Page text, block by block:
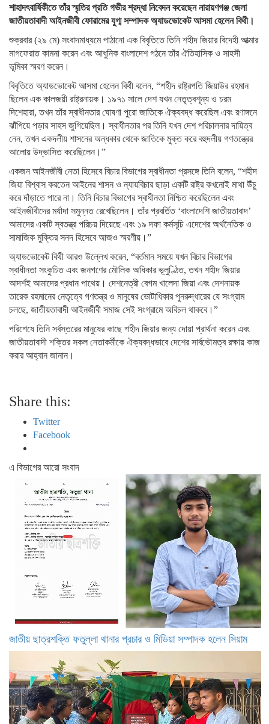
শাহাদৎবার্ষিকীতে তাঁর স্মৃতির প্রতি গভীর শ্রদ্ধা নিবেদন করেছেন নারায়ণগঞ্জ জেলা
জাতীয়তাবাদী আইনজীবী ফোরামের যুগ্ম সম্পাদক অ্যাডভোকেট আসমা হেলেন বিথী।
শুক্রবার (২৯ মে) সংবাদমাধ্যমে পাঠানো এক বিবৃতিতে তিনি শহীদ জিয়ার বিদেহী আত্মার
মাগফেরাত কামনা করেন এবং আধুনিক বাংলাদেশ গঠনে তাঁর ঐতিহাসিক ও সাহসী
ভূমিকা স্মরণ করেন।
বিবৃতিতে অ্যাডভোকেট আসমা হেলেন বিথী বলেন, “শহীদ রাষ্ট্রপতি জিয়াউর রহমান
ছিলেন এক কালজয়ী রাষ্ট্রনায়ক। ১৯৭১ সালে দেশ যখন নেতৃত্বশূন্য ও চরম
দিশেহারা, তখন তাঁর স্বাধীনতার ঘোষণা পুরো জাতিকে ঐক্যবদ্ধ করেছিল এবং রণাঙ্গনে
ঝাঁপিয়ে পড়ার সাহস জুগিয়েছিল। স্বাধীনতার পর তিনি যখন দেশ পরিচালনার দায়িত্ব
নেন, তখন একদলীয় শাসনের অন্ধকার থেকে জাতিকে মুক্ত করে বহুদলীয় গণতন্ত্রের
আলোয় উদ্ভাসিত করেছিলেন।”
একজন আইনজীবী নেতা হিসেবে বিচার বিভাগের স্বাধীনতা প্রসঙ্গে তিনি বলেন, “শহীদ
জিয়া বিশ্বাস করতেন আইনের শাসন ও ন্যায়বিচার ছাড়া একটি রাষ্ট্র কখনোই মাথা উঁচু
করে দাঁড়াতে পারে না। তিনি বিচার বিভাগের স্বাধীনতা নিশ্চিত করেছিলেন এবং
আইনজীবীদের মর্যাদা সমুন্নত রেখেছিলেন। তাঁর প্রবর্তিত ‘বাংলাদেশি জাতীয়তাবাদ’
আমাদের একটি স্বতন্ত্র পরিচয় দিয়েছে এবং ১৯ দফা কর্মসূচি এদেশের অর্থনৈতিক ও
সামাজিক মুক্তির সনদ হিসেবে আজও স্মরণীয়।”
অ্যাডভোকেট বিথী আরও উল্লেখ করেন, “বর্তমান সময়ে যখন বিচার বিভাগের
স্বাধীনতা সংকুচিত এবং জনগণের মৌলিক অধিকার ভূলুণ্ঠিত, তখন শহীদ জিয়ার
আদর্শই আমাদের প্রধান পাথেয়। দেশনেত্রী বেগম খালেদা জিয়া এবং দেশনায়ক
তারেক রহমানের নেতৃত্বে গণতন্ত্র ও মানুষের ভোটাধিকার পুনরুদ্ধারের যে সংগ্রাম
চলছে, জাতীয়তাবাদী আইনজীবী সমাজ সেই সংগ্রামে অবিচল থাকবে।”
পরিশেষে তিনি সর্বস্তরের মানুষের কাছে শহীদ জিয়ার জন্য দোয়া প্রার্থনা করেন এবং
জাতীয়তাবাদী শক্তির সকল নেতাকর্মীকে ঐক্যবদ্ধভাবে দেশের সার্বভৌমত্ব রক্ষায় কাজ
করার আহ্বান জানান।
Share this:
Twitter
Facebook
এ বিভাগের আরো সংবাদ
জাতীয় ছাত্রশক্তি ফতুল্লা থানার প্রচার ও মিডিয়া সম্পাদক হলেন সিয়াম